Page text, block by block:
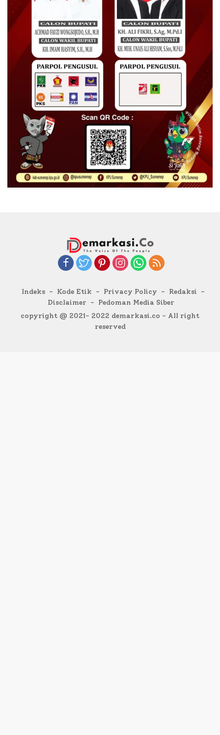
Indeks Kode Etik Privacy Policy
Redaksi
Disclaimer
Pedoman Media Siber
copyright @ 2021- 2022 demarkasi.co - All right
reserved